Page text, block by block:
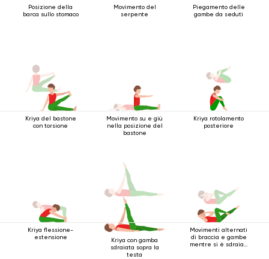
Posizione della
barca sullo stomaco
Movimento del
serpente
Piegamento delle
gambe da seduti
Kriya del bastone
con torsione
Movimento su e giù
nella posizione del
bastone
Kriya rotolamento
posteriore
Kriya flessione-
estensione
Kriya con gamba
sdraiata sopra la
testa
Movimenti alternati
di braccia e gambe
mentre si è sdraiati